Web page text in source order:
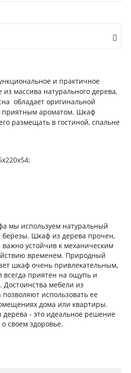
и практичное
из массива натурального дерева,
обладает оригинальной
приятным ароматом. Шкаф
размещать в гостиной, спальне
мы используем натуральный
березы. Шкаф из дерева прочен,
устойчив к механическим
временем. Природный
шкаф очень привлекательным,
приятен на ощупь и
Достоинства мебели из
использовать ее
дома или квартиры.
дерева - это идеальное решение
о своем здоровье.